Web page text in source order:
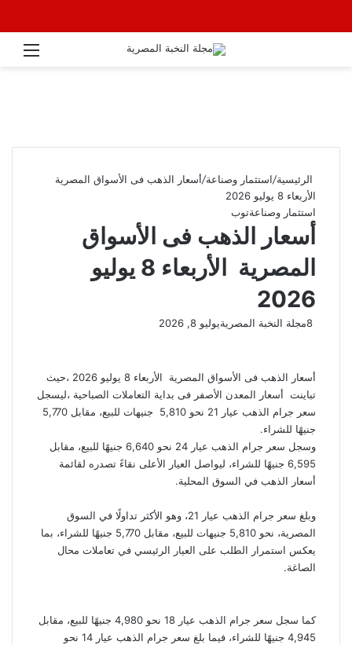
الرئيسية/استثمار وصناعة/أسعار الذهب فى الأسواق المصرية
الأربعاء 8 يوليو 2026
استثمار وصناعةتوب
أسعار الذهب فى الأسواق
المصرية الأربعاء 8 يوليو
2026
مجلة النخبة المصريةيوليو 8, 2026
أسعار الذهب فى الأسواق المصرية الأربعاء 8 يوليو 2026 ،حيث
تباينت أسعار المعدن الأصفر فى بداية التعاملات الصباحية ،ليسجل
سعر جرام الذهب عيار 21 نحو 5,810 جنيهات للبيع، مقابل 5,770
جنيهًا للشراء.
وسجل سعر جرام الذهب عيار 24 نحو 6,640 جنيهًا للبيع، مقابل
6,595 جنيهًا للشراء، ليواصل العيار الأعلى نقاءً تصدره لقائمة
أسعار الذهب في السوق المحلية.
وبلغ سعر جرام الذهب عيار 21، وهو الأكثر تداولًا في السوق
المصرية، نحو 5,810 جنيهات للبيع، مقابل 5,770 جنيهًا للشراء، بما
يعكس استمرار الطلب على العيار الرئيسي في تعاملات محال
الصاغة.
كما سجل سعر جرام الذهب عيار 18 نحو 4,980 جنيهًا للبيع، مقابل
4,945 جنيهًا للشراء، فيما بلغ سعر جرام الذهب عيار 14 نحو